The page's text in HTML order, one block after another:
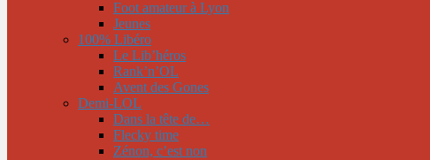
Foot amateur à Lyon
Jeunes
100% Libéro
Le Lib’héros
Rank’n’OL
Avent des Gones
Demi-LOL
Dans la tête de…
Flecky time
Zénon, c’est non